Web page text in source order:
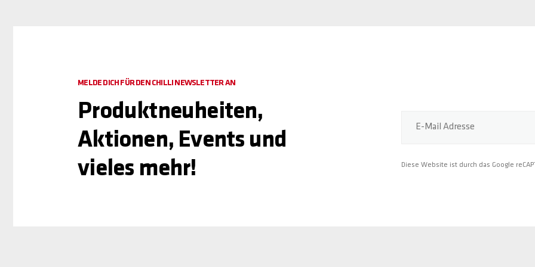
E-Mail Adresse
Diese Website ist durch das Google
MELDE DICH FÜR DEN CHILLI NEWSLETTER AN
Produktneuheiten,
Aktionen, Events und
vieles mehr!